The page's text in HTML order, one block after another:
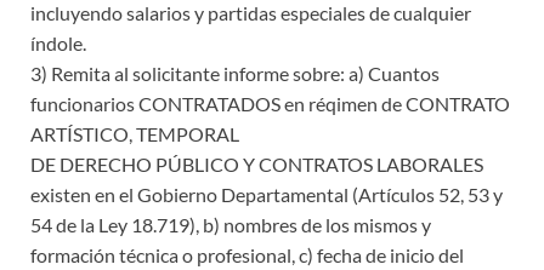
incluyendo salarios y partidas especiales de cualquier
índole.
3) Remita al solicitante informe sobre: a) Cuantos
funcionarios CONTRATADOS en réqimen de CONTRATO
ARTÍSTICO, TEMPORAL
DE DERECHO PÚBLICO Y CONTRATOS LABORALES
existen en el Gobierno Departamental (Artículos 52, 53 y
54 de la Ley 18.719), b) nombres de los mismos y
formación técnica o profesional, c) fecha de inicio del